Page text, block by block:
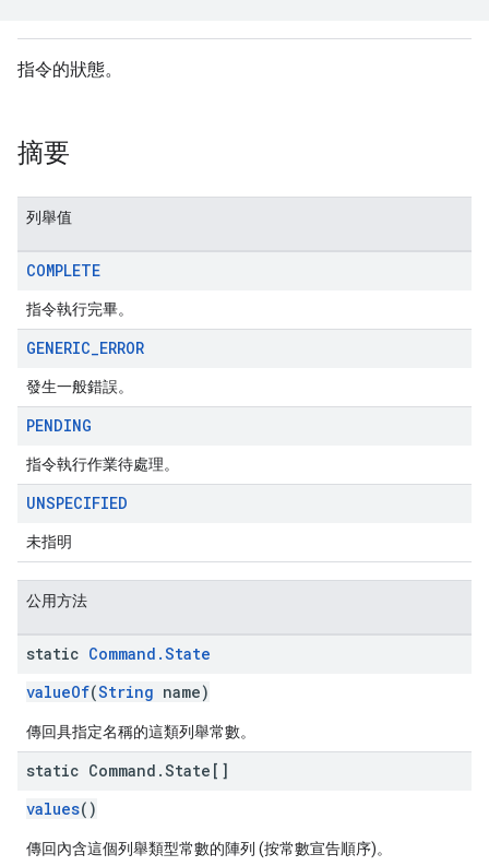
指令的狀態。
摘要
列舉值
COMPLETE
指令執行完畢。
GENERIC_ERROR
發生一般錯誤。
PENDING
指令執行作業待處理。
UNSPECIFIED
未指明
公用方法
static Command .State
valueOf(String name)
傳回具指定名稱的這類列舉常數。
static Command .State[]
values()
傳回內含這個列舉類型常數的陣列 (按常數宣告順序)。